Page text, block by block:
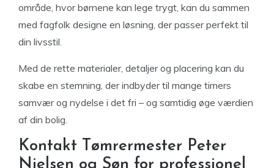
område, hvor børnene kan lege trygt, kan du sammen
med fagfolk designe en løsning, der passer perfekt til
din livsstil.
Med de rette materialer, detaljer og placering kan du
skabe en stemning, der indbyder til mange timers
samvær og nydelse i det fri – og samtidig øge værdien
af din bolig.
Kontakt Tømrermester Peter
Nielsen og Søn for professionel